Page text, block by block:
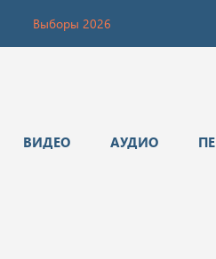
Выборы 2026
ВИДЕО АУДИО